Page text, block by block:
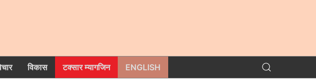
विकास टक्सार म्यागजिन ENGLISH